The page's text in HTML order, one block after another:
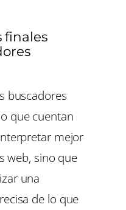
finales
buscadores
que cuentan
mejor
web, sino que
una
de lo que